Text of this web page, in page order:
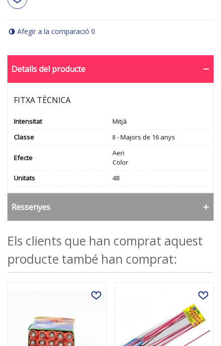
Afegir a la comparació 0
Detalls del producte
FITXA TÈCNICA
Intensitat
Mitjà
Classe
II - Majors de 16 anys
Efecte
Aeri
Color
Unitats
48
Ressenyes
Els clients que han comprat aquest
producte també han comprat: